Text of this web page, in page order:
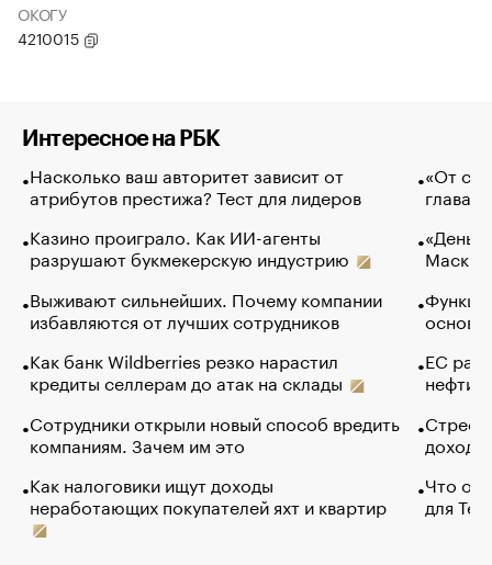
ОКОГУ
4210015
Интересное на РБК
Насколько ваш авторитет зависит от
атрибутов престижа? Тест для лидеров
Казино проиграло. Как ИИ-агенты
разрушают букмекерскую индустрию
Выживают сильнейших. Почему компании
избавляются от лучших сотрудников
Как банк Wildberries резко нарастил
кредиты селлерам до атак на склады
Сотрудники открыли новый способ вредить
компаниям. Зачем им это
Как налоговики ищут доходы
неработающих покупателей яхт и квартир
«От
глава
Маск в
основ
ЕС
нефти
Что
для